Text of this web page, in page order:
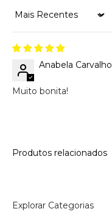
Sort by
Anabela Carvalho
Muito bonita!
Produtos relacionados
Explorar Categorias